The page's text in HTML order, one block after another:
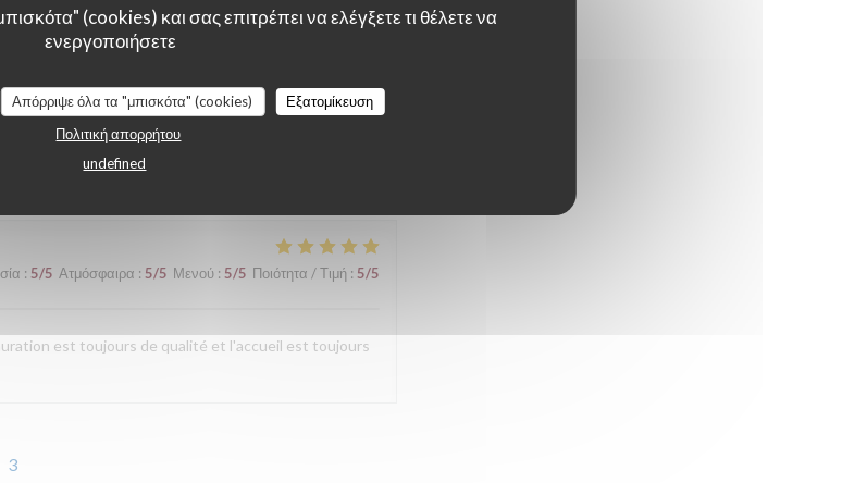
(cookies) και σας επιτρέπει να ελέγξετε τι θέλετε να
ενεργοποιήσετε
Απόρριψε όλα τα "μπισκότα" (cookies)
Εξατομίκευση
Πολιτική απορρήτου
undefined
Restaurateur.
:5/5 Ατμόσφαιρα:5/5 Μενού:5/5 Ποιότητα / Τιμή:5/5
: 5/5 Ατμόσφαιρα : 5/5 Μενού: 5/5 Ποιότητα / Τιμή : 5/5
est toujours de qualité et l'accueil est toujours
3